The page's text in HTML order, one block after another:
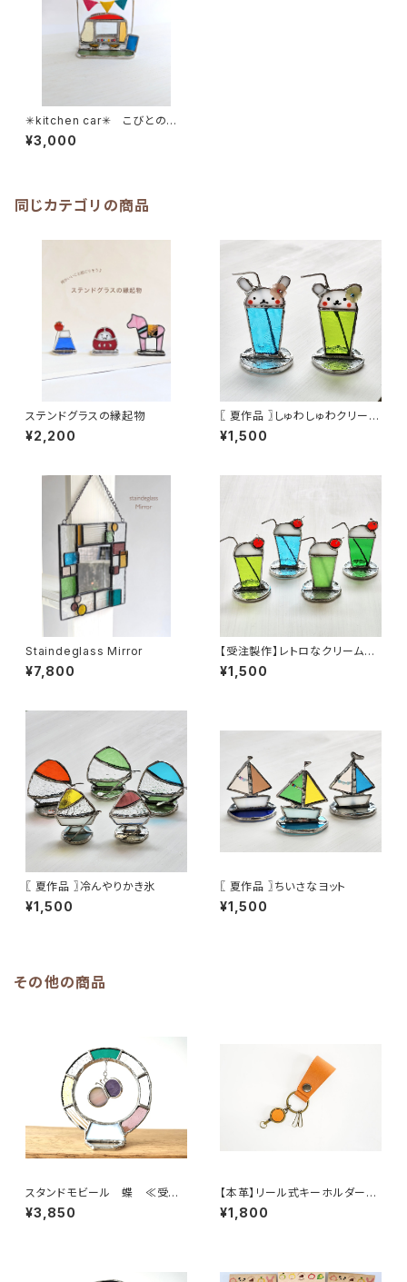
✳︎kitchen car✳︎ こびとの街
－びとろたうんー≪受注生産≫
¥3,000
同じカテゴリの商品
ステンドグラスの縁起物
¥2,200
〖 夏作品 〗しゅわしゅわクリーム
ソーダちゃん
¥1,500
Staindeglass Mirror
¥7,800
【受注製作】レトロなクリームソ
ーダ
¥1,500
〖 夏作品 〗冷んやりかき氷
¥1,500
〖 夏作品 〗ちいさなヨット
¥1,500
その他の商品
スタンドモビール 蝶 ≪受注
生産≫
¥3,850
【本革】リール式キーホルダー＊
nobi-ru＊ ***(ご希望で刻印
入り)***
¥1,800